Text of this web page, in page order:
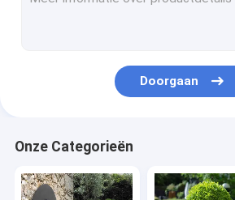
Doorgaan
Onze Categorieën